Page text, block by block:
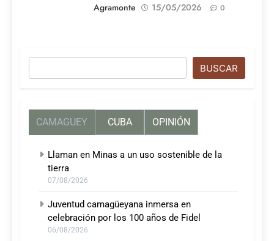
Agramonte
15/05/2026 0
BUSCAR
CAMAGUEY CUBA OPINIÓN
Llaman en Minas a un uso sostenible de la
tierra
07/08/2026
Juventud camagüeyana inmersa en
celebración por los 100 años de Fidel
06/08/2026